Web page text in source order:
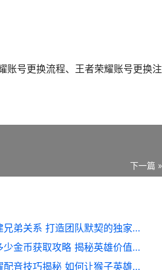
账号更换流程、王者荣耀账号更换
下一篇 »
王者荣耀如何建兄弟关系 打造团队默契的独家攻略
王者荣耀奶妈多少金币获取攻略 揭秘英雄价值与金币投入比例
猴子玩王者荣耀配音技巧揭秘 如何让猴子英雄在游戏中声情并茂